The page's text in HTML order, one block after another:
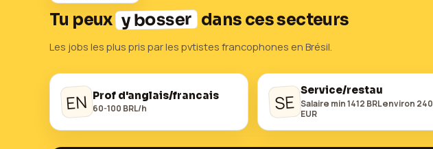
Tu peux y bosser dans ces secteurs
Les jobs les plus pris par les pvtistes francophones en Brésil.
EN Prof d'anglais/francais
60-100 BRL/h SE Service/restau
Salaire min 1412 BRL environ 240
EUR